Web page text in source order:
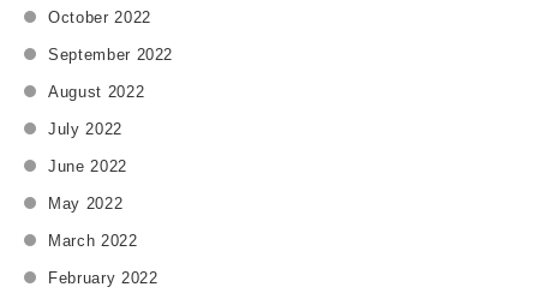
ベントや展⽰会、内装デザインなどを⼿掛けています。 イベント
の場合だと、「空間デザイン」「体験施策」「ステージ演出」
「インフルエンサー施策」「運営」など多くの要素があります
デザインよりも集客を重視し、インフルエンサー施策に集中する •
ステージ装飾と演出に予算を投じ、とにかく来場者の注⽬を集め
る このように、⽬的から逆算して勝負どころを⾒極め、リソース
を集中させることが戦略的マーケティング思考の実践です。 これ
October 2022
September 2022
August 2022
July 2022
June 2022
May 2022
March 2022
February 2022